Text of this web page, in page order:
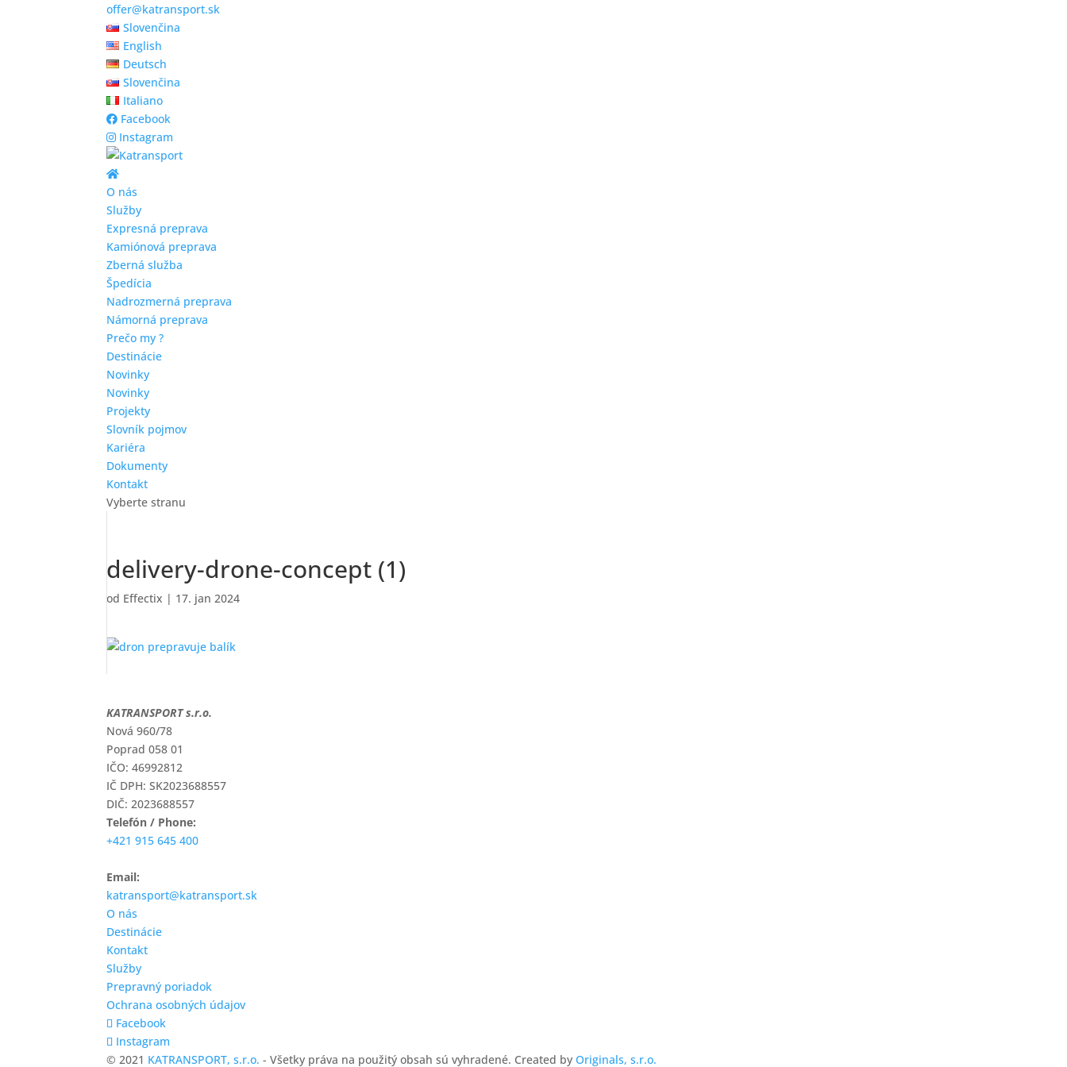
offer@katransport.sk
Slovenčina
English
Deutsch
Slovenčina
Italiano
Facebook
Instagram
O nás
Služby
Expresná preprava
Kamiónová preprava
Zberná služba
Špedícia
Nadrozmerná preprava
Námorná preprava
Prečo my ?
Destinácie
Novinky
Novinky
Projekty
Slovník pojmov
Kariéra
Dokumenty
Kontakt
Vyberte stranu
delivery-drone-concept (1)
od Effectix | 17. jan 2024
KATRANSPORT s.r.o.
Nová 960/78
Poprad 058 01
IČO: 46992812
IČ DPH: SK2023688557
DIČ: 2023688557
Telefón / Phone:
+421 915 645 400
Email:
katransport@katransport.sk
O nás
Destinácie
Kontakt
Služby
Prepravný poriadok
Ochrana osobných údajov
Facebook
Instagram
© 2021 KATRANSPORT, s.r.o. - Všetky práva na použitý obsah sú vyhradené. Created byOriginals, s.r.o.